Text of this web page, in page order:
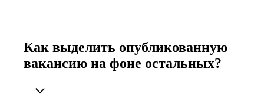
Как выделить опубликованную
вакансию на фоне остальных?